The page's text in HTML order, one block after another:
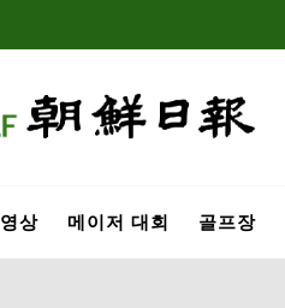
영상 메이저 대회 골프장